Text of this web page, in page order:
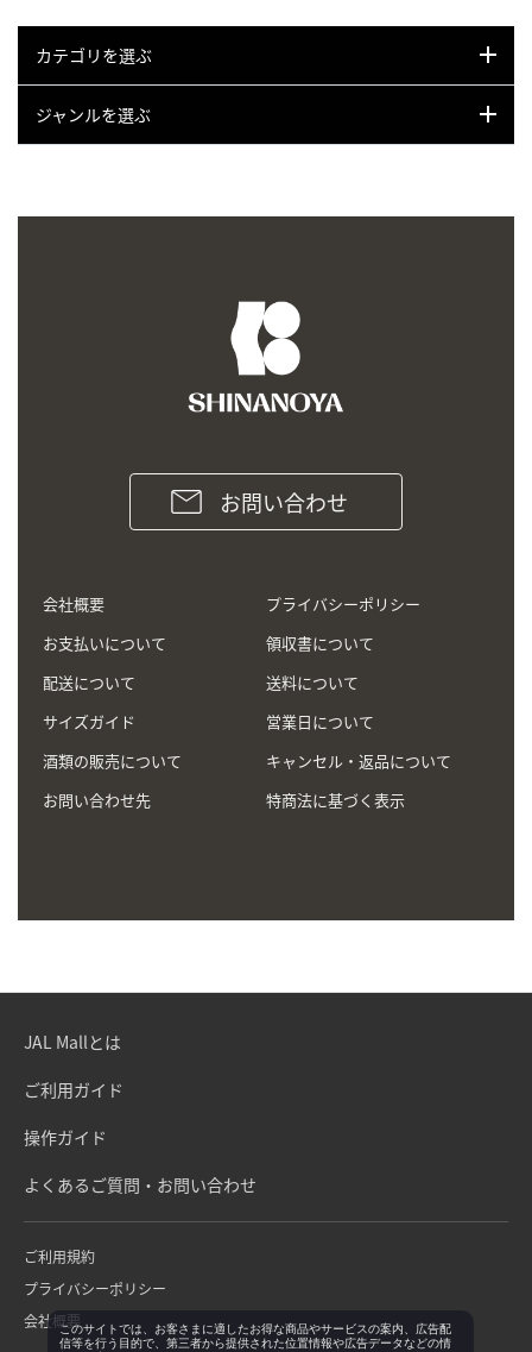
カテゴリを選ぶ
ジャンルを選ぶ
お問い合わせ
会社概要
プライバシーポリシー
お支払いについて
領収書について
配送について
送料について
サイズガイド
営業日について
酒類の販売について
キャンセル・返品について
お問い合わせ先
特商法に基づく表示
JAL Mallとは
ご利用ガイド
操作ガイド
よくあるご質問・お問い合わせ
ご利用規約
プライバシーポリシー
会社概要このサイトでは、お客さまに適したお得な商品やサービスの案内、広告配
信等を行う目的で、第三者から提供された位置情報や広告データなどの情